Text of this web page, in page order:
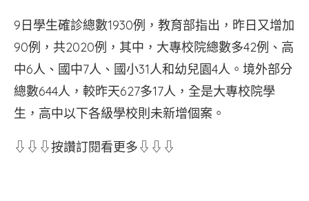
9日學生確診總數1930例，教育部指出，昨日又增加
90例，共2020例，其中，大專校院總數多42例、高
中6人、國中7人、國小31人和幼兒園4人。境外部分
總數644人，較昨天627多17人，全是大專校院學
生，高中以下各級學校則未新增個案。
⇩⇩⇩按讚訂閱看更多⇩⇩⇩